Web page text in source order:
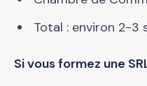
Total : environ 2-3
Si vous formez une